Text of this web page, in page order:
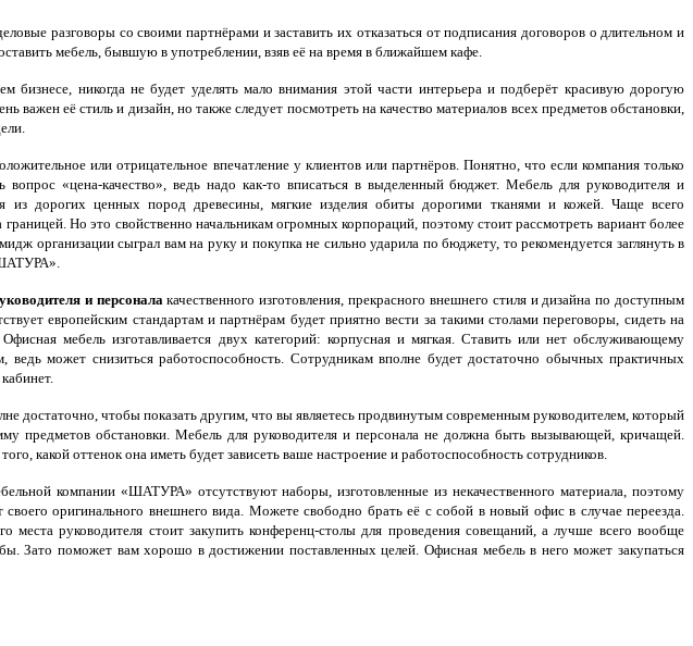
разговоры со своими партнёрами и заставить их отказаться от подписания договоров о длительном и
мебель, бывшую в употреблении, взяв её на время в ближайшем кафе.
бизнесе, никогда не будет уделять мало внимания этой части интерьера и подберёт красивую дорогую
важен её стиль и дизайн, но также следует посмотреть на качество материалов всех предметов обстановки,
или отрицательное впечатление у клиентов или партнёров. Понятно, что если компания только
вопрос «цена-качество», ведь надо как-то вписаться в выделенный бюджет. Мебель для руководителя и
из дорогих ценных пород древесины, мягкие изделия обиты дорогими тканями и кожей. Чаще всего
Но это свойственно начальникам огромных корпораций, поэтому стоит рассмотреть вариант более
организации сыграл вам на руку и покупка не сильно ударила по бюджету, то рекомендуется заглянуть в
и персоналакачественного изготовления, прекрасного внешнего стиля и дизайна по доступным
европейским стандартам и партнёрам будет приятно вести за такими столами переговоры, сидеть на
мебель изготавливается двух категорий: корпусная и мягкая. Ставить или нет обслуживающему
может снизиться работоспособность. Сотрудникам вполне будет достаточно обычных практичных
достаточно, чтобы показать другим, что вы являетесь продвинутым современным руководителем, который
предметов обстановки. Мебель для руководителя и персонала не должна быть вызывающей, кричащей.
какой оттенок она иметь будет зависеть ваше настроение и работоспособность сотрудников.
компании «ШАТУРА» отсутствуют наборы, изготовленные из некачественного материала, поэтому
оригинального внешнего вида. Можете свободно брать её с собой в новый офис в случае переезда.
руководителя стоит закупить конференц-столы для проведения совещаний, а лучше всего вообще
Зато поможет вам хорошо в достижении поставленных целей. Офисная мебель в него может закупаться